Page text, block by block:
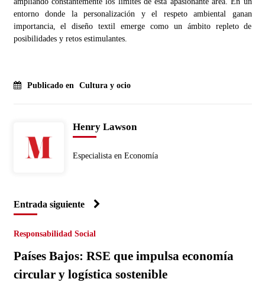
entorno donde la personalización y el respeto ambiental ganan
importancia, el diseño textil emerge como un ámbito repleto de
posibilidades y retos estimulantes.
Publicado en Cultura y ocio
Henry Lawson
Especialista en Economía
Entrada siguiente
Responsabilidad Social
Países Bajos: RSE que impulsa economía
circular y logística sostenible